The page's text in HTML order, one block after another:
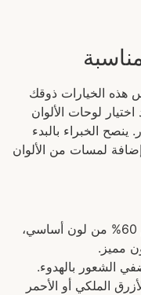
هذه الخيارات ذوقك
لوحات الألوان
الخبراء بالبدء
إضافة لمسات من الألوان
: حيث تستخدم 60% من لون أساسي،
الشعور بالهدوء.
الملكي أو الأحمر